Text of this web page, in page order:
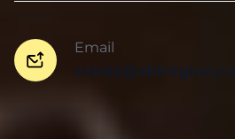
Email
zakaz@sblregion.ru